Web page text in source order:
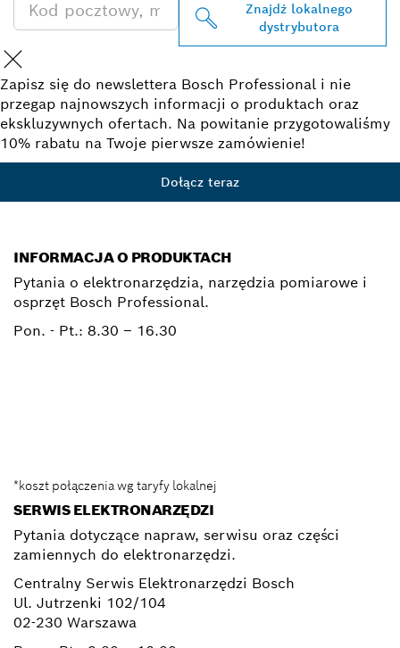
Znajdź lokalnego
dystrybutora
Zapisz się do newslettera Bosch Professional i nie
przegap najnowszych informacji o produktach oraz
ekskluzywnych ofertach. Na powitanie przygotowaliśmy
10% rabatu na Twoje pierwsze zamówienie!
Dołącz teraz
INFORMACJA O PRODUKTACH
Pytania o elektronarzędzia, narzędzia pomiarowe i
osprzęt Bosch Professional.
Pon. - Pt.: 8.30 – 16.30
*koszt połączenia wg taryfy lokalnej
SERWIS ELEKTRONARZĘDZI
Pytania dotyczące napraw, serwisu oraz części
zamiennych do elektronarzędzi.
Centralny Serwis Elektronarzędzi Bosch
Ul. Jutrzenki 102/104
02-230 Warszawa